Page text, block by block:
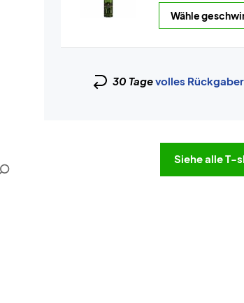
30 Tagevolles
Siehe alle